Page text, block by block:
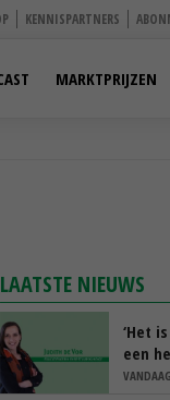
KENNISPARTNERS
MARKTPRIJZEN
LAATSTE NIEUWS
‘Het
een